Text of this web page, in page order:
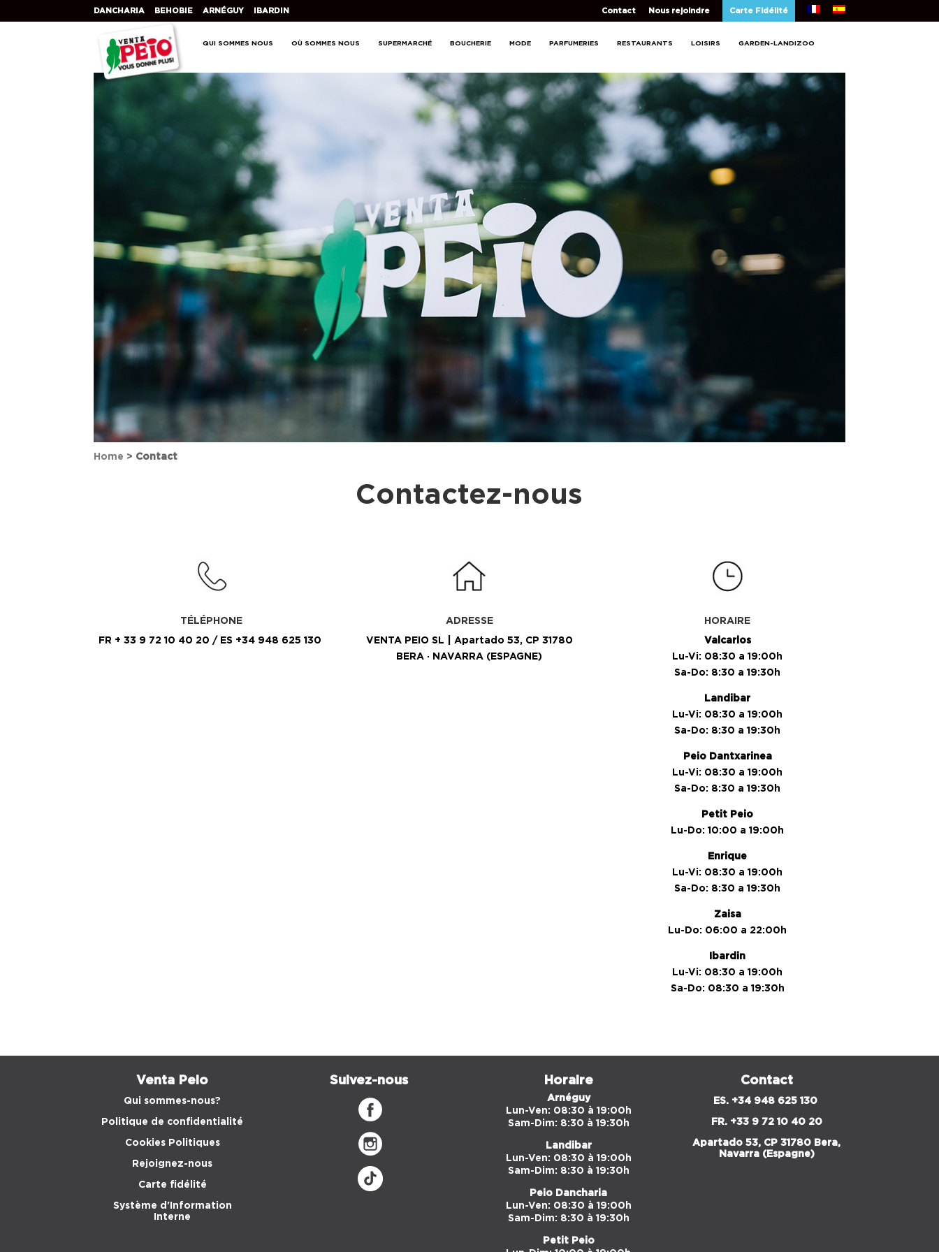
DANCHARIA BEHOBIE ARNÉGUY IBARDIN Contact Nous rejoindre Carte Fidélité
QUI SOMMES NOUS OÙ SOMMES NOUS SUPERMARCHÉ BOUCHERIE MODE PARFUMERIES RESTAURANTS LOISIRS GARDEN-LANDIZOO
Home > Contact
Contactez-nous
TÉLÉPHONE
FR + 33 9 72 10 40 20 / ES +34 948 625 130
ADRESSE
VENTA PEIO SL | Apartado 53, CP 31780
BERA · NAVARRA (ESPAGNE)
HORAIRE
Valcarlos
Lu-Vi: 08:30 a 19:00h
Sa-Do: 8:30 a 19:30h
Landibar
Lu-Vi: 08:30 a 19:00h
Sa-Do: 8:30 a 19:30h
Peio Dantxarinea
Lu-Vi: 08:30 a 19:00h
Sa-Do: 8:30 a 19:30h
Petit Peio
Lu-Do: 10:00 a 19:00h
Enrique
Lu-Vi: 08:30 a 19:00h
Sa-Do: 8:30 a 19:30h
Zaisa
Lu-Do: 06:00 a 22:00h
Ibardin
Lu-Vi: 08:30 a 19:00h
Sa-Do: 08:30 a 19:30h
Venta Peio
Qui sommes-nous?
Politique de confidentialité
Cookies Politiques
Rejoignez-nous
Carte fidélité
Système d'Information
Interne
Suivez-nous Horaire
Arnéguy
Lun-Ven: 08:30 à 19:00h
Sam-Dim: 8:30 à 19:30h
Landibar
Lun-Ven: 08:30 à 19:00h
Sam-Dim: 8:30 à 19:30h
Peio Dancharia
Lun-Ven: 08:30 à 19:00h
Sam-Dim: 8:30 à 19:30h
Petit Peio
Contact
ES. +34 948 625 130
FR. +33 9 72 10 40 20
Apartado 53, CP 31780 Bera,
Navarra (Espagne)